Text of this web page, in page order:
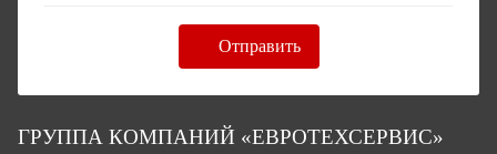
Отправить
ГРУППА КОМПАНИЙ «ЕВРОТЕХСЕРВИС»